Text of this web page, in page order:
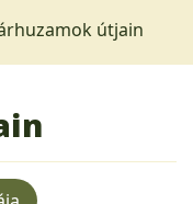
útjain